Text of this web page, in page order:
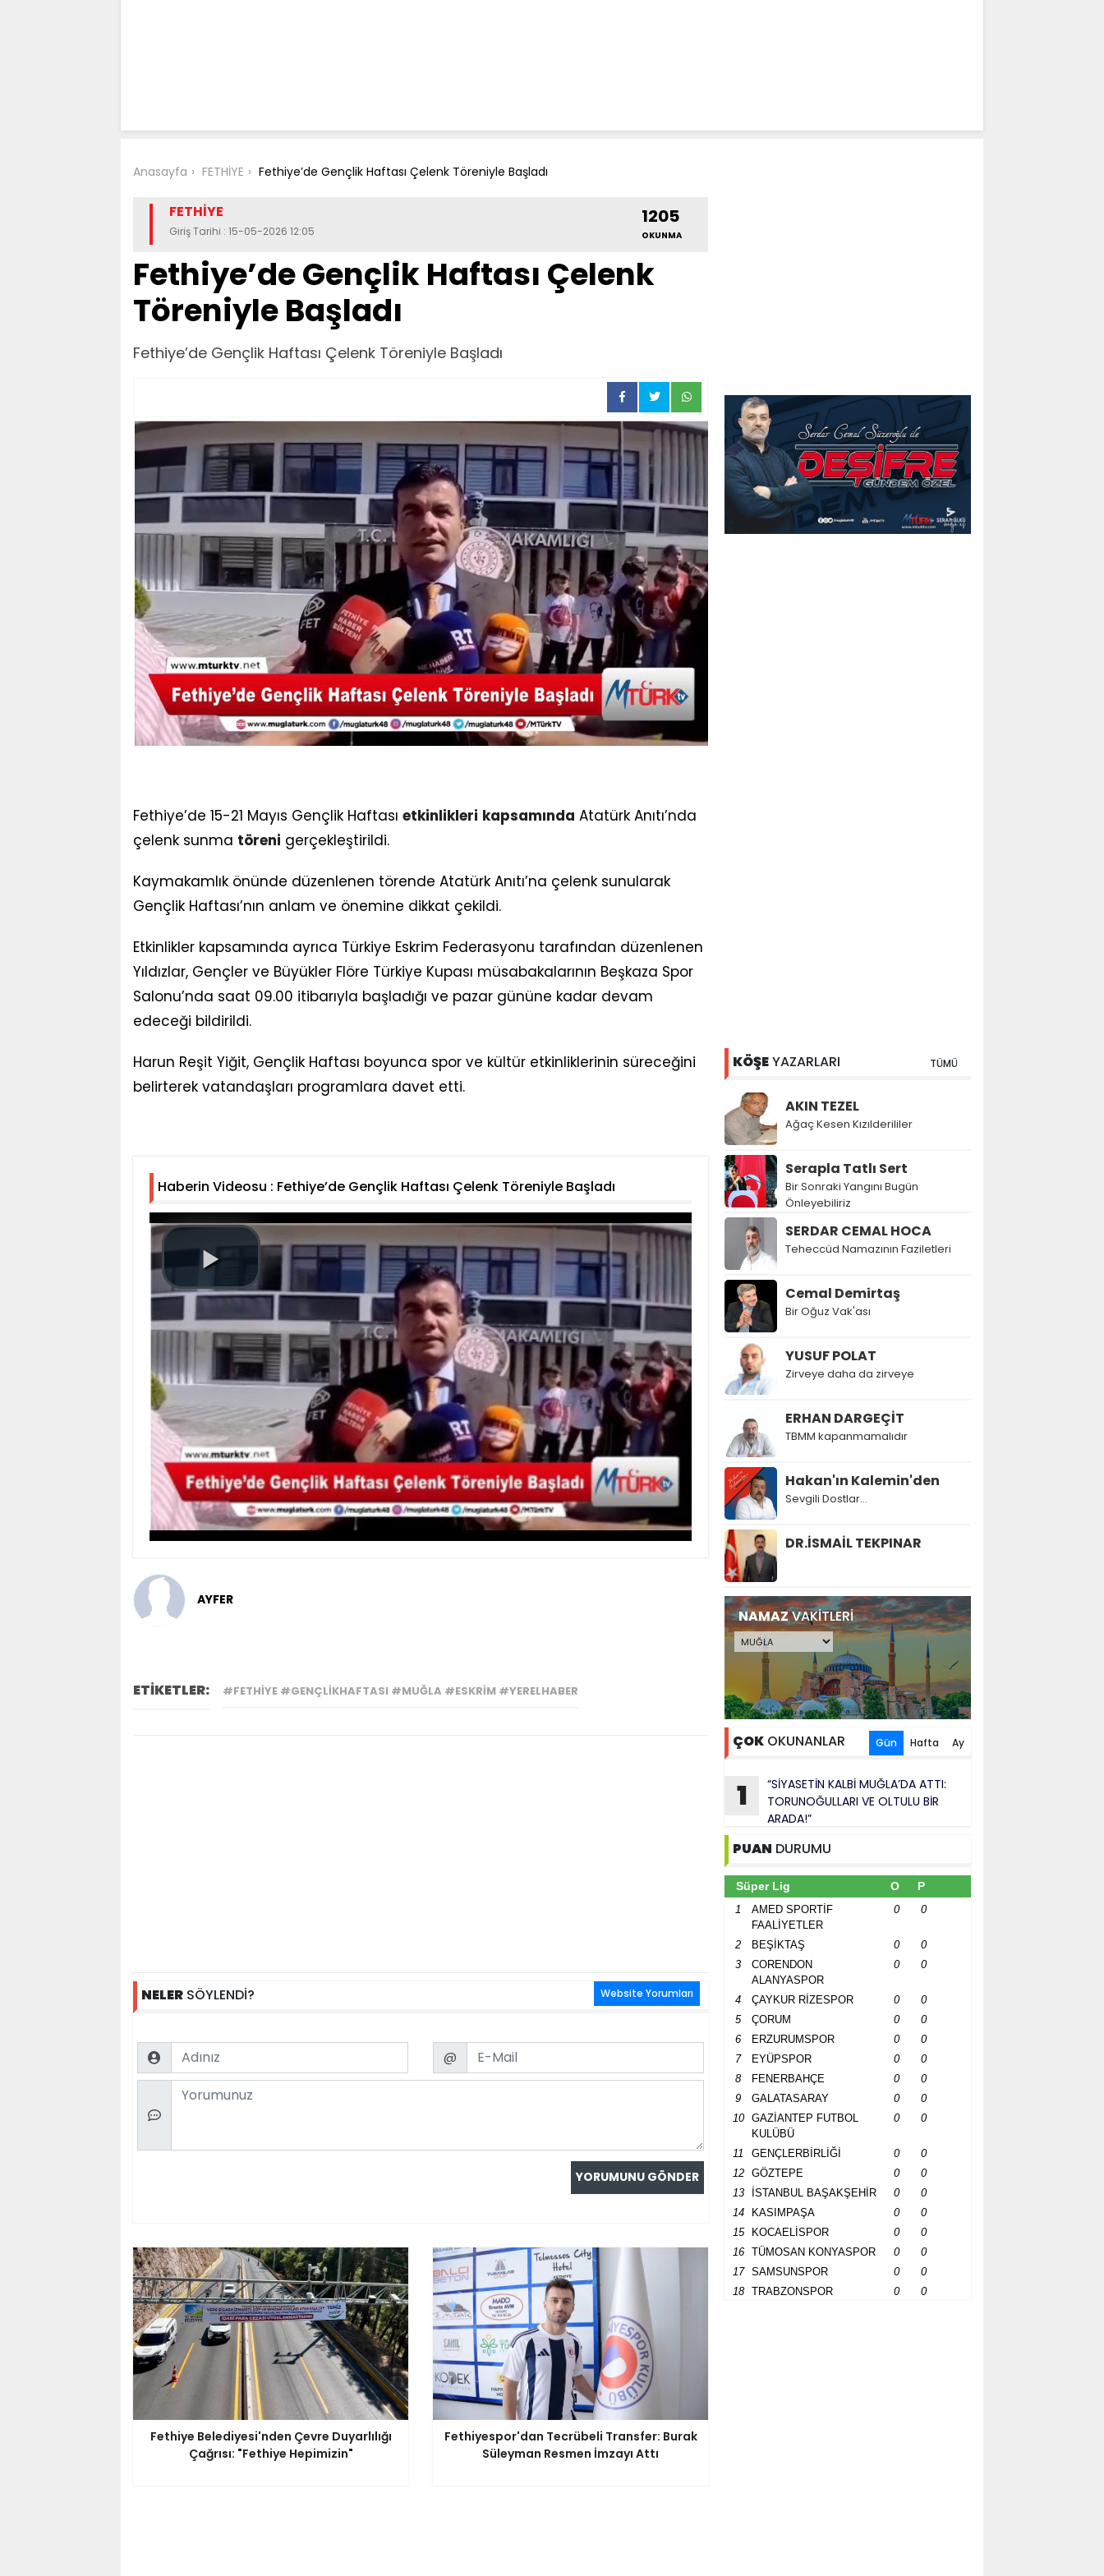
Anasayfa FETHİYE Fethiye’de Gençlik Haftası Çelenk Töreniyle Başladı
FETHİYE
Giriş Tarihi : 15-05-2026 12:05
1205
OKUNMA
Fethiye’de Gençlik Haftası Çelenk
Töreniyle Başladı
Fethiye’de Gençlik Haftası Çelenk Töreniyle Başladı
Fethiye’de 15-21 Mayıs Gençlik Haftası etkinlikleri kapsamında Atatürk Anıtı’nda
çelenk sunma töreni gerçekleştirildi.
Kaymakamlık önünde düzenlenen törende Atatürk Anıtı’na çelenk sunularak
Gençlik Haftası’nın anlam ve önemine dikkat çekildi.
Etkinlikler kapsamında ayrıca Türkiye Eskrim Federasyonu tarafından düzenlenen
Yıldızlar, Gençler ve Büyükler Flöre Türkiye Kupası müsabakalarının Beşkaza Spor
Salonu’nda saat 09.00 itibarıyla başladığı ve pazar gününe kadar devam
edeceği bildirildi.
Harun Reşit Yiğit, Gençlik Haftası boyunca spor ve kültür etkinliklerinin süreceğini
belirterek vatandaşları programlara davet etti.
Haberin Videosu : Fethiye’de Gençlik Haftası Çelenk Töreniyle Başladı
AYFER
ETİKETLER: #FETHIYE #GENÇLIKHAFTASI #MUĞLA #ESKRIM #YERELHABER
NELER SÖYLENDİ? Website Yorumları
Name Email
@
Comment
Fethiye Belediyesi'nden Çevre Duyarlılığı
Çağrısı: "Fethiye Hepimizin"
Fethiyespor'dan Tecrübeli Transfer: Burak
Süleyman Resmen İmzayı Attı
KÖŞEYAZARLARI TÜMÜ
AKIN TEZEL
Ağaç Kesen Kızılderililer
Serapla Tatlı Sert
Bir Sonraki Yangını Bugün
Önleyebiliriz
SERDAR CEMAL HOCA
Teheccüd Namazının Faziletleri
Cemal Demirtaş
Bir Oğuz Vak'ası
YUSUF POLAT
Zirveye daha da zirveye
ERHAN DARGEÇİT
TBMM kapanmamalıdır
Hakan'ın Kalemin'den
Sevgili Dostlar...
DR.İSMAİL TEKPINAR
NAMAZVAKİTLERİ
ÇOK OKUNANLAR Gün Hafta Ay
1
“SİYASETİN KALBİ MUĞLA’DA ATTI:
TORUNOĞULLARI VE OLTULU BİR
ARADA!”
PUAN DURUMU
Süper Lig O P
1
AMED SPORTİF
FAALİYETLER
0 0
2 BEŞİKTAŞ 0
0
3
CORENDON
ALANYASPOR
0 0
4 ÇAYKUR RİZESPOR 0
0
5
ÇORUM 0
0
6
ERZURUMSPOR 0
0
7
EYÜPSPOR 0
0
8
FENERBAHÇE 0
0
9
GALATASARAY 0
0
10
GAZİANTEP FUTBOL
KULÜBÜ
0 0
11 GENÇLERBİRLİĞİ 0
0
12
GÖZTEPE 0
0
13
İSTANBUL BAŞAKŞEHİR 0
0
14
KASIMPAŞA 0
0
15
KOCAELİSPOR 0
0
16
TÜMOSAN KONYASPOR 0
0
17
SAMSUNSPOR 0
0
18
TRABZONSPOR 0 0